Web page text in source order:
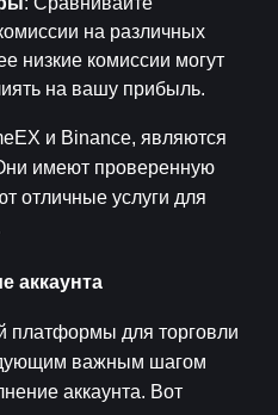
на различных
низкие комиссии могут
на вашу прибыль.
и Binance, являются
имеют проверенную
отличные услуги для
аккаунта
платформы для торговли
важным шагом
аккаунта. Вот